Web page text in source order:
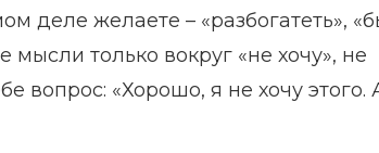
деле желаете – «разбогатеть»,
только вокруг «не хочу», не
вопрос: «Хорошо, я не хочу этого.